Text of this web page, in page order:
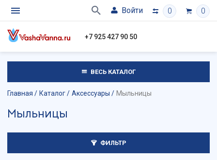
Войти 0 0
+7 925 427 90 50
ВЕСЬ КАТАЛОГ
Главная Каталог Аксессуары Мыльницы
Мыльницы
ФИЛЬТР